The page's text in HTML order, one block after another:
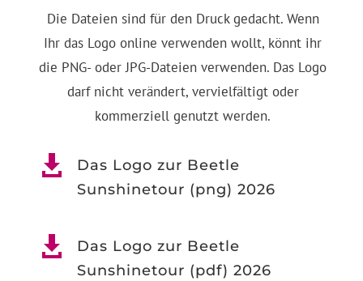
Die Dateien sind für den Druck gedacht. Wenn
Ihr das Logo online verwenden wollt, könnt ihr
die PNG- oder JPG-Dateien verwenden. Das Logo
darf nicht verändert, vervielfältigt oder
kommerziell genutzt werden.

Das Logo zur Beetle
Sunshinetour (png) 2026

Das Logo zur Beetle
Sunshinetour (pdf) 2026